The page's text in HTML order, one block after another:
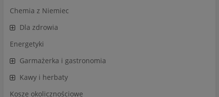
Chemia z Niemiec
Dla zdrowia
Energetyki
Garmażerka i gastronomia
Kawy i herbaty
Kosze okolicznościowe